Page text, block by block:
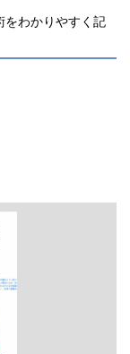
をわかりやすく記